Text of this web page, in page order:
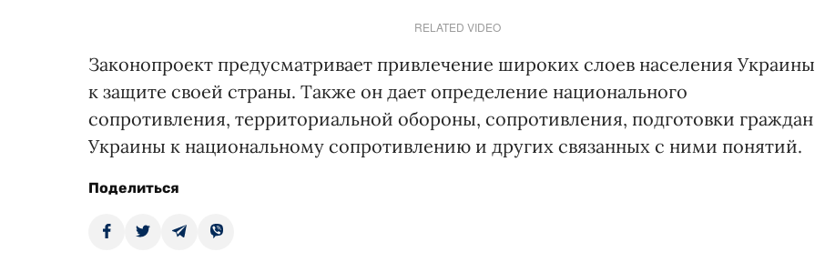
RELATED VIDEO
Законопроект предусматривает привлечение широких слоев населения Украины
к защите своей страны. Также он дает определение национального
сопротивления, территориальной обороны, сопротивления, подготовки граждан
Украины к национальному сопротивлению и других связанных с ними понятий.
Поделиться